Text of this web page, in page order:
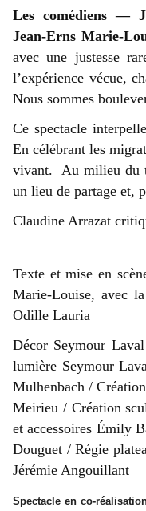
Les comédiens —
Jean-Erns Marie-
avec une justesse
l’expérience vécue,
Nous sommes
Ce spectacle
En célébrant les
vivant. Au milieu du
un lieu de partage et,
Claudine Arrazat
Texte et mise en
Marie-Louise, avec
Odille Lauria
Décor Seymour
lumière Seymour
Mulhenbach /
Meirieu / Création
et accessoires Émily
Douguet / Régie
Jérémie Angouillant
Spectacle en co-